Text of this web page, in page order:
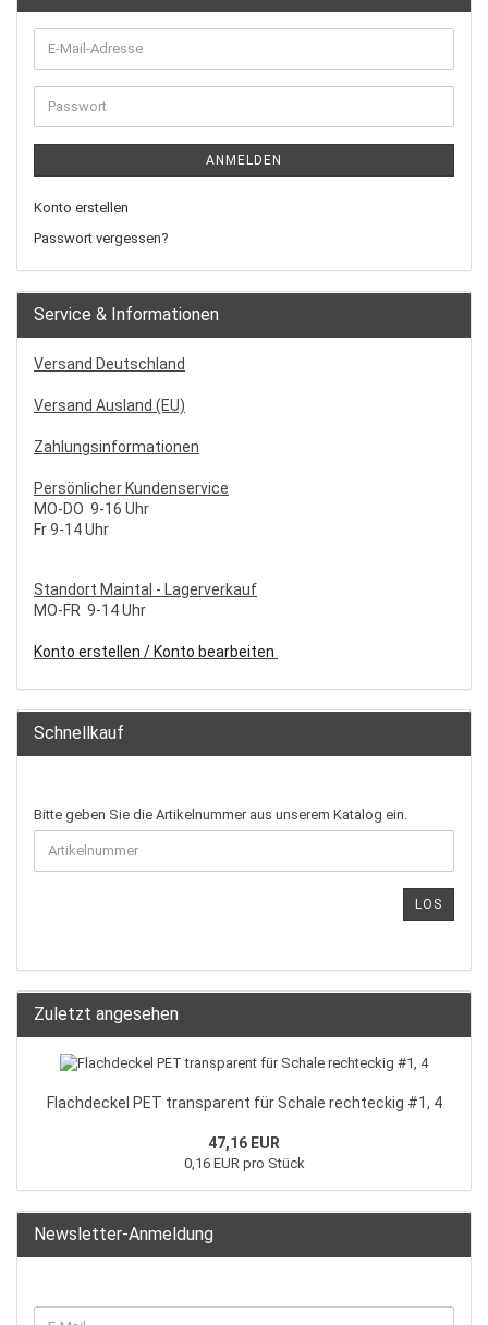
ANMELDEN
Konto erstellen
Passwort vergessen?
Service & Informationen
Versand Deutschland
Versand Ausland (EU)
Zahlungsinformationen
Persönlicher Kundenservice
MO-DO 9-16 Uhr
Fr 9-14 Uhr
Standort Maintal - Lagerverkauf
MO-FR 9-14 Uhr
Konto erstellen / Konto bearbeiten
Schnellkauf
Bitte geben Sie die Artikelnummer aus unserem Katalog ein.
LOS
Zuletzt angesehen
Flachdeckel PET transparent für Schale rechteckig #1, 4
47,16 EUR
0,16 EUR pro Stück
Newsletter-Anmeldung